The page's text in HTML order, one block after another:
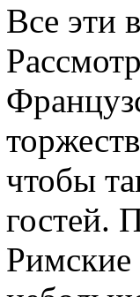
Все эти
чтобы
гостей.